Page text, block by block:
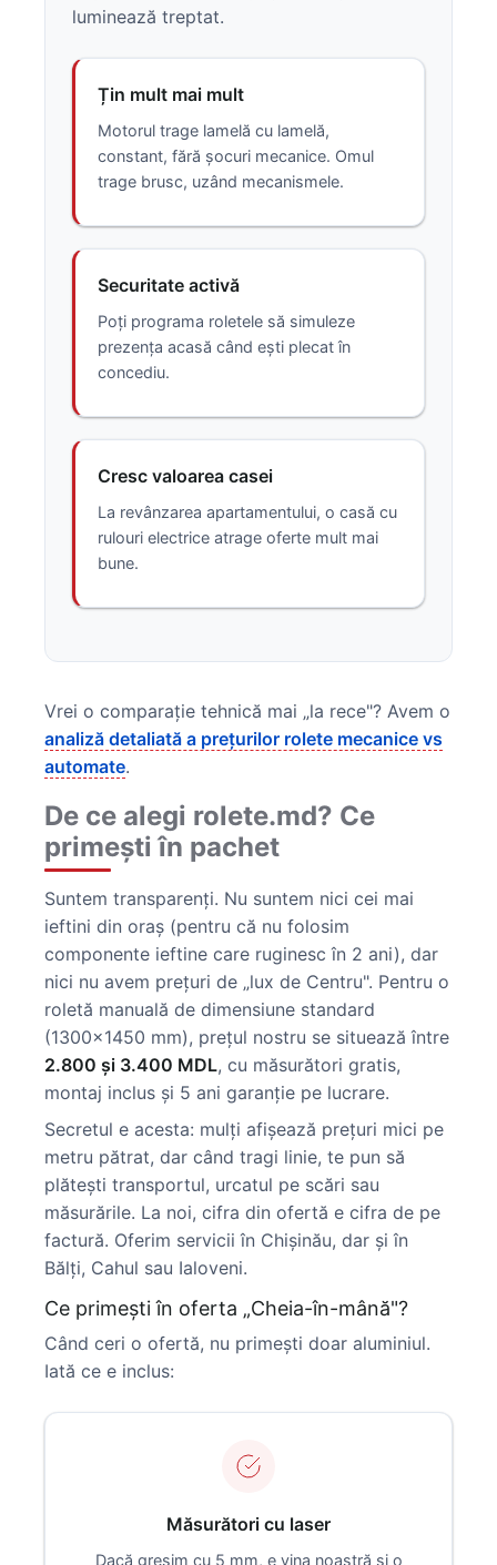
luminează treptat.
Țin mult mai mult
Motorul trage lamelă cu lamelă,
constant, fără șocuri mecanice. Omul
trage brusc, uzând mecanismele.
Securitate activă
Poți programa roletele să simuleze
prezența acasă când ești plecat în
concediu.
Cresc valoarea casei
La revânzarea apartamentului, o casă cu
rulouri electrice atrage oferte mult mai
bune.
Vrei o comparație tehnică mai „la rece"? Avem o
analiză detaliată a prețurilor rolete mecanice vs
automate.
De ce alegi rolete.md? Ce
primești în pachet
Suntem transparenți. Nu suntem nici cei mai
ieftini din oraș (pentru că nu folosim
componente ieftine care ruginesc în 2 ani), dar
nici nu avem prețuri de „lux de Centru". Pentru o
roletă manuală de dimensiune standard
(1300×1450 mm), prețul nostru se situează între
2.800 și 3.400 MDL, cu măsurători gratis,
montaj inclus și 5 ani garanție pe lucrare.
Secretul e acesta: mulți afișează prețuri mici pe
metru pătrat, dar când tragi linie, te pun să
plătești transportul, urcatul pe scări sau
măsurările. La noi, cifra din ofertă e cifra de pe
factură. Oferim servicii în Chișinău, dar și în
Bălți, Cahul sau Ialoveni.
Ce primești în oferta „Cheia-în-mână"?
Când ceri o ofertă, nu primești doar aluminiul.
Iată ce e inclus:
Măsurători cu laser
Dacă greșim cu 5 mm, e vina noastră și o